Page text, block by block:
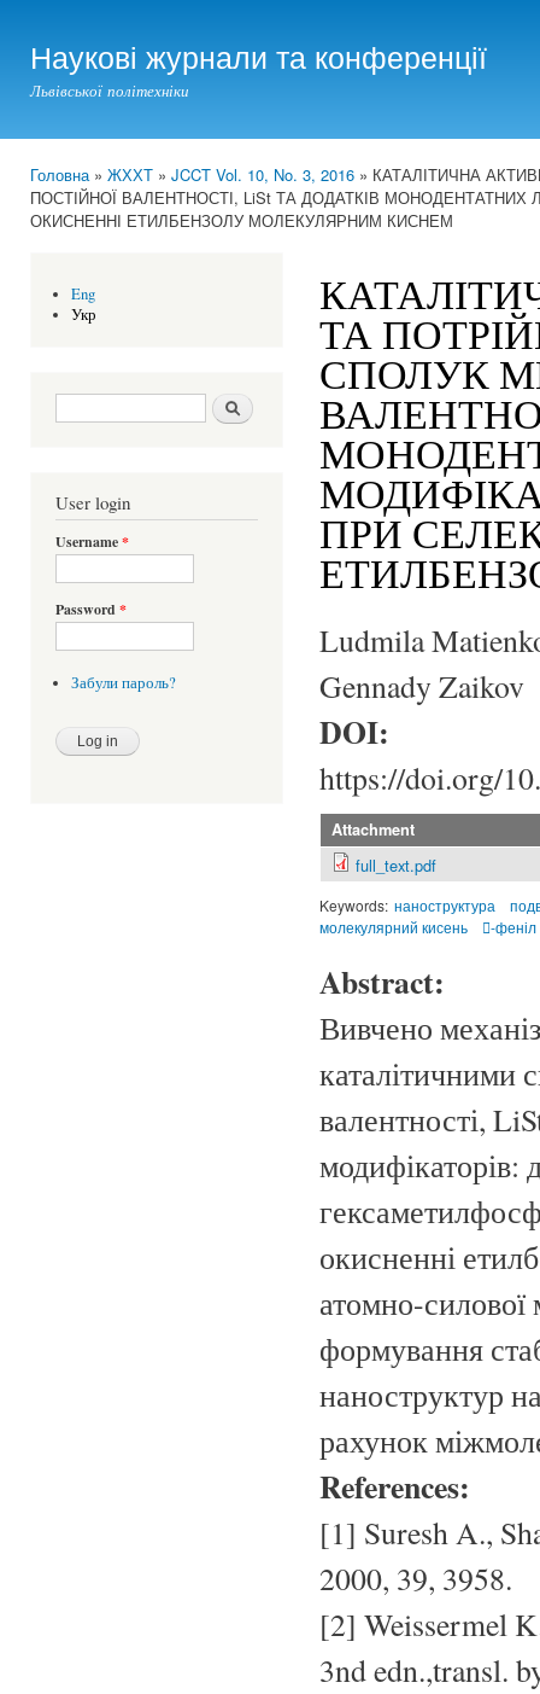
Наукові журнали та конференції
Львівської політехніки
You are here
Головна» ЖХХТ » JCCT Vol. 10, No. 3, 2016 » КАТАЛІТИЧНА
ПОСТІЙНОЇ ВАЛЕНТНОСТІ, LiSt ТА ДОДАТКІВ
ОКИСНЕННІ ЕТИЛБЕНЗОЛУ МОЛЕКУЛЯРНИМ КИСНЕМ
Eng
Укр
Search form Шукати
User login
Username*
Password *
Забули пароль?
ТА
СПОЛУК
ПРИ
Ludmila
Gennady Zaikov
DOI:
https://doi.org/
Attachment
full_text.pdf
Keywords: наноструктура
молекулярний кисень
-феніл
Abstract:
Вивчено
каталітичними
валентності,
окисненні
атомно-силової
формування
наноструктур
рахунок
References:
[1] Suresh A.,
2000, 39, 3958.
[2] Weissermel
3nd edn.,transl.